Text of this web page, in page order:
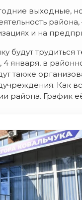
выходные,
и на
будут
4 января, в
также
Как
района. График